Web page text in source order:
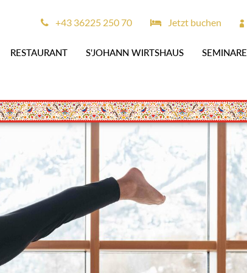
RESTAURANT S'JOHANN WIRTSHAUS SEMINARE
+43 36225 250 70 Jetzt buchen